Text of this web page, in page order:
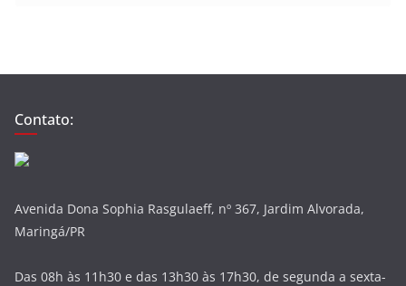
Contato:
Avenida Dona Sophia Rasgulaeff, nº 367, Jardim Alvorada,
Maringá/PR
Das 08h às 11h30 e das 13h30 às 17h30, de segunda a sexta-